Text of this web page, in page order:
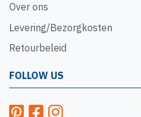
Over ons
Levering/Bezorgkosten
Retourbeleid
FOLLOW US